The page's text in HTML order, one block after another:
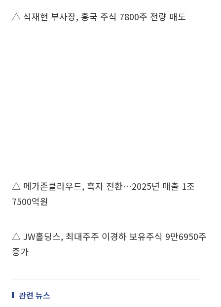
△ 석재현 부사장, 흥국 주식 7800주 전량 매도
△ 메가존클라우드, 흑자 전환…2025년 매출 1조
7500억원
△ JW홀딩스, 최대주주 이경하 보유주식 9만6950주
증가
관련 뉴스